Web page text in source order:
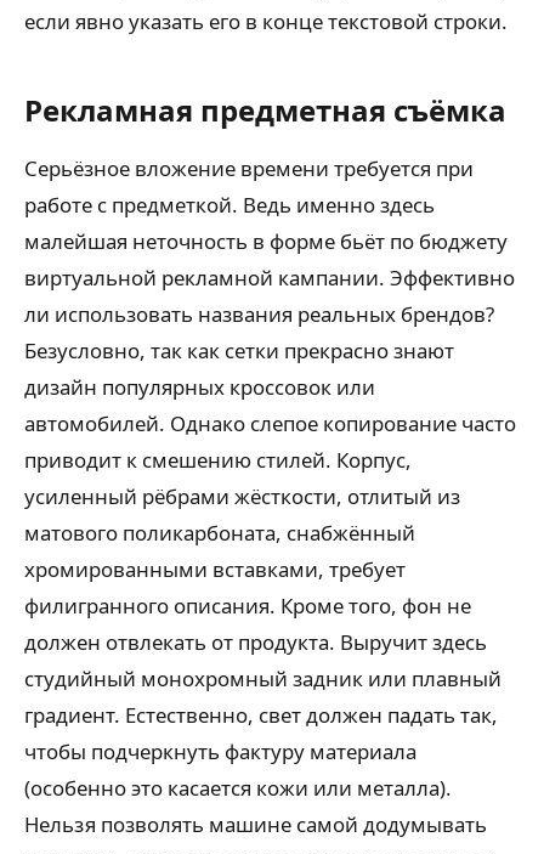
если явно указать его в конце текстовой строки.
Рекламная предметная съёмка
Серьёзное вложение времени требуется при
работе с предметкой. Ведь именно здесь
малейшая неточность в форме бьёт по бюджету
виртуальной рекламной кампании. Эффективно
ли использовать названия реальных брендов?
Безусловно, так как сетки прекрасно знают
дизайн популярных кроссовок или
автомобилей. Однако слепое копирование часто
приводит к смешению стилей. Корпус,
усиленный рёбрами жёсткости, отлитый из
матового поликарбоната, снабжённый
хромированными вставками, требует
филигранного описания. Кроме того, фон не
должен отвлекать от продукта. Выручит здесь
студийный монохромный задник или плавный
градиент. Естественно, свет должен падать так,
чтобы подчеркнуть фактуру материала
(особенно это касается кожи или металла).
Нельзя позволять машине самой додумывать